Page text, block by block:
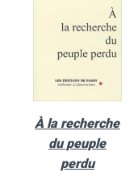
À la recherche
du peuple
perdu